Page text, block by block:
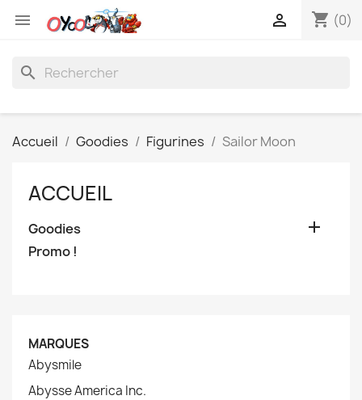
 shopping_cart (0)

search
Accueil Goodies Figurines Sailor Moon
ACCUEIL
Goodies 
Promo !
MARQUES
Abysmile
Abysse America Inc.